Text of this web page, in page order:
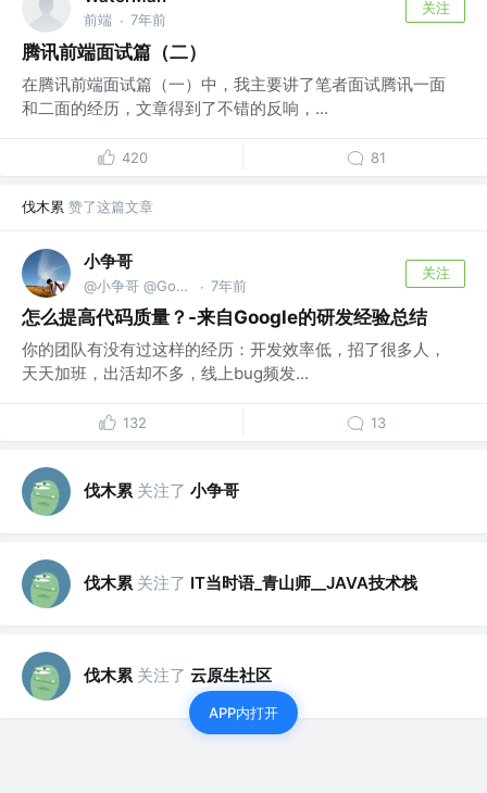
前端 · 7年前
关注
腾讯前端面试篇（二）
在腾讯前端面试篇（一）中，我主要讲了笔者面试腾讯一面
和二面的经历，文章得到了不错的反响，...
420 81
伐木累 赞了这篇文章
小争哥
@小争哥 @Google · 7年前
关注
怎么提高代码质量？-来自Google的研发经验总结
你的团队有没有过这样的经历：开发效率低，招了很多人，
天天加班，出活却不多，线上bug频发...
132 13
伐木累 关注了 小争哥
伐木累 关注了 IT当时语_青山师__JAVA技术栈
伐木累 关注了 云原生社区
APP内打开